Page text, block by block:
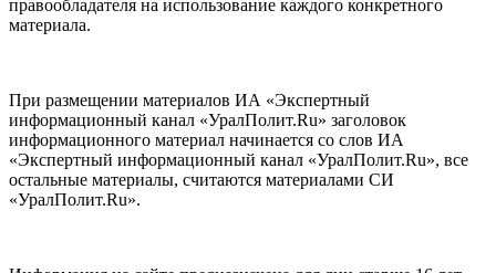
правообладателя на использование каждого конкретного
материала.
При размещении материалов ИА «Экспертный
информационный канал «УралПолит.Ru» заголовок
информационного материал начинается со слов ИА
«Экспертный информационный канал «УралПолит.Ru», все
остальные материалы, считаются материалами СИ
«УралПолит.Ru».